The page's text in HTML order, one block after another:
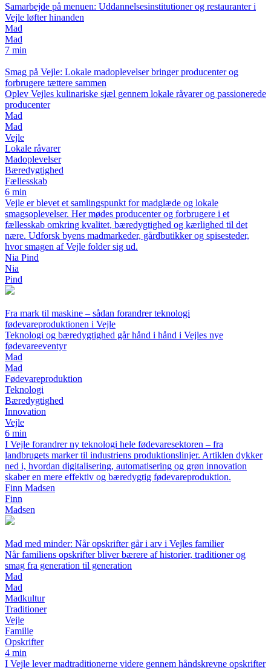
Samarbejde på menuen: Uddannelsesinstitutioner og restauranter i
Vejle løfter hinanden
Mad
Mad
7 min
Smag på Vejle: Lokale madoplevelser bringer producenter og
forbrugere tættere sammen
Oplev Vejles kulinariske sjæl gennem lokale råvarer og passionerede
producenter
Mad
Mad
Vejle
Lokale råvarer
Madoplevelser
Bæredygtighed
Fællesskab
6 min
Vejle er blevet et samlingspunkt for madglæde og lokale
smagsoplevelser. Her mødes producenter og forbrugere i et
fællesskab omkring kvalitet, bæredygtighed og kærlighed til det
nære. Udforsk byens madmarkeder, gårdbutikker og spisesteder,
hvor smagen af Vejle folder sig ud.
Nia Pind
Nia
Pind
Fra mark til maskine – sådan forandrer teknologi
fødevareproduktionen i Vejle
Teknologi og bæredygtighed går hånd i hånd i Vejles nye
fødevareeventyr
Mad
Mad
Fødevareproduktion
Teknologi
Bæredygtighed
Innovation
Vejle
6 min
I Vejle forandrer ny teknologi hele fødevaresektoren – fra
landbrugets marker til industriens produktionslinjer. Artiklen dykker
ned i, hvordan digitalisering, automatisering og grøn innovation
skaber en mere effektiv og bæredygtig fødevareproduktion.
Finn Madsen
Finn
Madsen
Mad med minder: Når opskrifter går i arv i Vejles familier
Når familiens opskrifter bliver bærere af historier, traditioner og
smag fra generation til generation
Mad
Mad
Madkultur
Traditioner
Vejle
Familie
Opskrifter
4 min
I Vejle lever madtraditionerne videre gennem håndskrevne opskrifter